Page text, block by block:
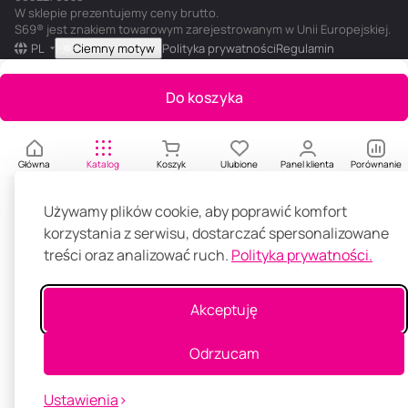
Używamy plików cookie, aby poprawić komfort
korzystania z serwisu, dostarczać spersonalizowane
treści oraz analizować ruch. Polityka prywatności.
Akceptuję
Odrzucam
Ustawienia
Do koszyka
Główna Katalog Koszyk Ulubione Panel klienta Porównanie
W sklepie prezentujemy ceny brutto.
S69® jest znakiem towarowym zarejestrowanym w Unii Europejskiej.
PL
Ciemny motyw Polityka prywatnościRegulamin